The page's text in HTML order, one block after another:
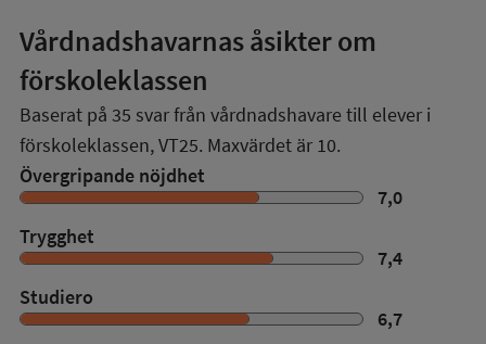
Vårdnadshavarnas åsikter om
förskoleklassen
Baserat på 35 svar från vårdnadshavare till elever i
förskoleklassen,VT25. Maxvärdet är 10.
Övergripande nöjdhet
7,0
Trygghet
7,4
Studiero
6,7